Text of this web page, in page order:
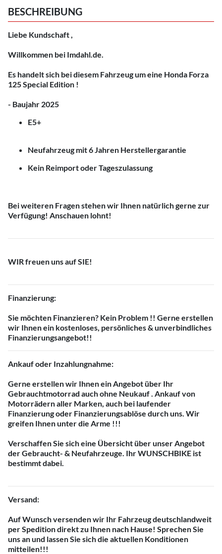
BESCHREIBUNG
Liebe Kundschaft ,
Willkommen bei Imdahl.de.
Es handelt sich bei diesem Fahrzeug um eine Honda Forza
125 Special Edition !
- Baujahr 2025
E5+
Neufahrzeug mit 6 Jahren Herstellergarantie
Kein Reimport oder Tageszulassung
Bei weiteren Fragen stehen wir Ihnen natürlich gerne zur
Verfügung! Anschauen lohnt!
WIRfreuen uns aufSIE!
Finanzierung:
Sie möchten Finanzieren? Kein Problem !! Gerne erstellen
wir Ihnen ein kostenloses, persönliches & unverbindliches
Finanzierungsangebot!!
Ankauf oder Inzahlungnahme:
Gerne erstellen wir Ihnen ein Angebotüber Ihr
Gebrauchtmotorrad auchohne Neukauf . Ankauf von
Motorrädern aller Marken, auch bei laufender
Finanzierung oder Finanzierungsablöse durch uns. Wir
greifen Ihnen unter die Arme !!!
Verschaffen Sie sich eine Übersicht über unser Angebot
der Gebraucht- & Neufahrzeuge. Ihr WUNSCHBIKE ist
bestimmt dabei.
Versand:
Auf Wunsch versenden wir Ihr Fahrzeug deutschlandweit
per Spedition direkt zu Ihnen nach Hause! Sprechen Sie
uns an und lassen Sie sich die aktuellen Konditionen
mitteilen!!!